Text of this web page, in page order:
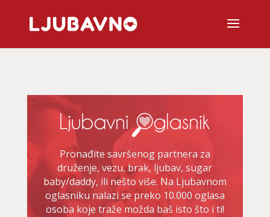
Pronađite savršenog partnera za
druženje, vezu, brak, ljubav, sugar
baby/daddy, ili nešto više. Na Ljubavnom
oglasniku nalazi se preko 10.000 oglasa
osoba koje traže možda baš isto što i ti!